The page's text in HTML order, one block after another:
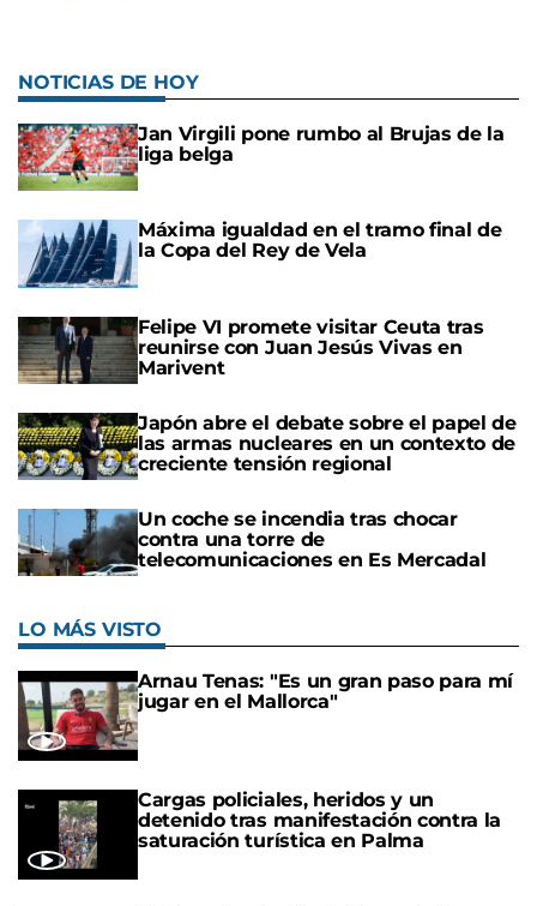
NOTICIAS DE HOY
Jan Virgili pone rumbo al Brujas de la
liga belga
Máxima igualdad en el tramo final de
la Copa del Rey de Vela
Felipe VI promete visitar Ceuta tras
reunirse con Juan Jesús Vivas en
Marivent
Japón abre el debate sobre el papel de
las armas nucleares en un contexto de
creciente tensión regional
Un coche se incendia tras chocar
contra una torre de
telecomunicaciones en Es Mercadal
LO MÁS VISTO
Arnau Tenas: "Es un gran paso para mí
jugar en el Mallorca"
Cargas policiales, heridos y un
detenido tras manifestación contra la
saturación turística en Palma